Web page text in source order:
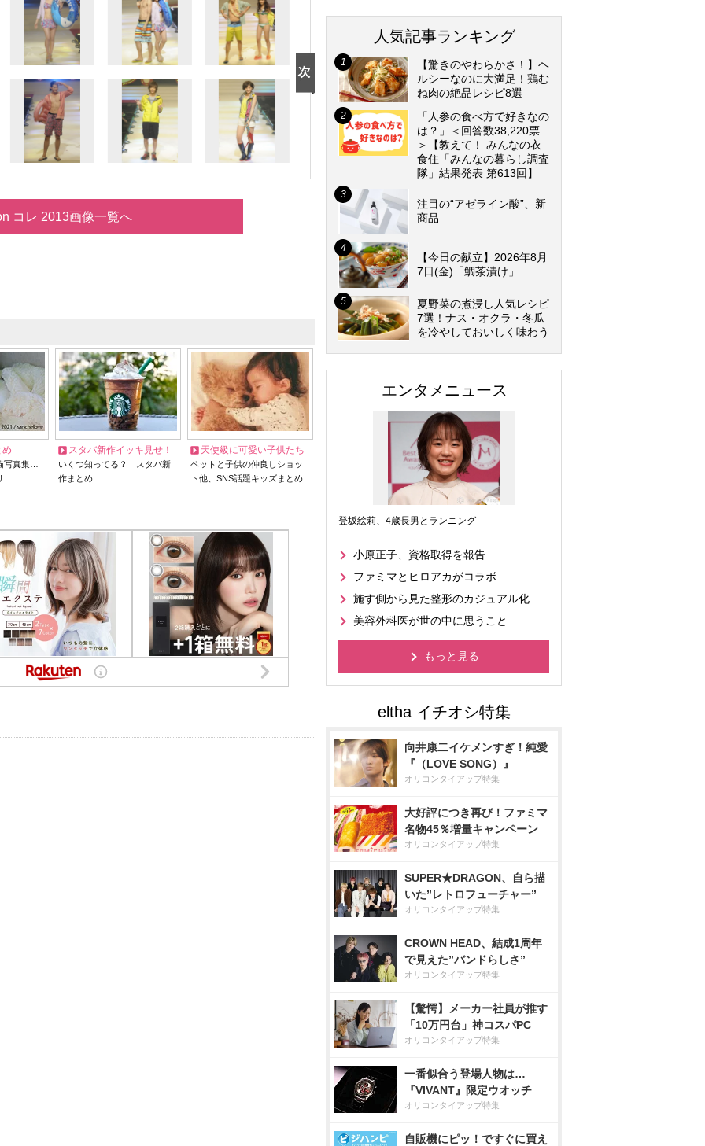
コレ 2013画像一覧へ
め
写真集…
スタバ新作イッキ見せ！
いくつ知ってる？ スタバ新
作まとめ
天使級に可愛い子供たち
ペットと子供の仲良しショッ
ト他、SNS話題キッズまとめ
人気記事ランキング
【驚きのやわらかさ！】ヘ
ルシーなのに大満足！鶏む
ね肉の絶品レシピ8選
「人参の食べ方で好きなの
は？」＜回答数38,220票
＞【教えて！ みんなの衣
食住「みんなの暮らし調査
隊」結果発表 第613回】
注目の“アゼライン酸”、新
商品
【今日の献立】2026年8月
7日(金)「鯛茶漬け」
夏野菜の煮浸し人気レシピ
7選！ナス・オクラ・冬瓜
を冷やしておいしく味わう
エンタメニュース
登坂絵莉、4歳長男とランニング
小原正子、資格取得を報告
ファミマとヒロアカがコラボ
施す側から見た整形のカジュアル化
美容外科医が世の中に思うこと
もっと見る
向井康二イケメンすぎ！純愛
『（LOVE SONG）』
オリコンタイアップ特集
大好評につき再び！ファミマ
名物45％増量キャンペーン
オリコンタイアップ特集
SUPER★DRAGON、自ら描
いた”レトロフューチャー”
オリコンタイアップ特集
CROWN HEAD、結成1周年
で見えた”バンドらしさ”
オリコンタイアップ特集
【驚愕】メーカー社員が推す
「10万円台」神コスパPC
オリコンタイアップ特集
一番似合う登場人物は…
『VIVANT』限定ウオッチ
オリコンタイアップ特集
自販機にピッ！ですぐに買え